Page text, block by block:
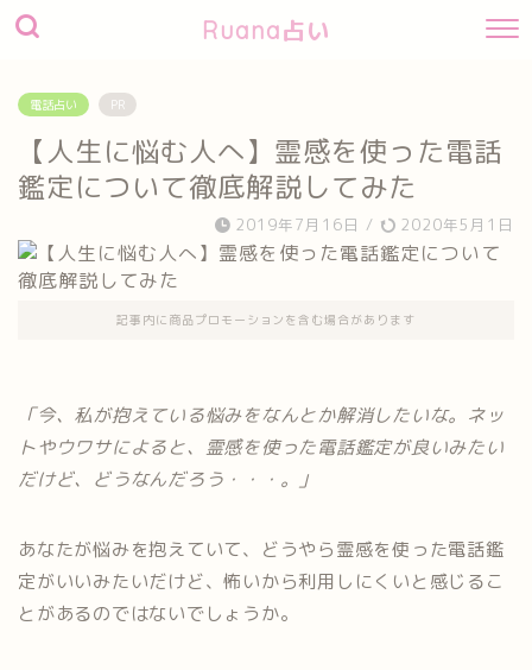
Ruana占い
電話占い PR
【人生に悩む人へ】霊感を使った電話
鑑定について徹底解説してみた
2019年7月16日 / 2020年5月1日
記事内に商品プロモーションを含む場合があります
「今、私が抱えている悩みをなんとか解消したいな。ネッ
トやウワサによると、霊感を使った電話鑑定が良いみたい
だけど、どうなんだろう・・・。」
あなたが悩みを抱えていて、どうやら霊感を使った電話鑑
定がいいみたいだけど、怖いから利用しにくいと感じるこ
とがあるのではないでしょうか。